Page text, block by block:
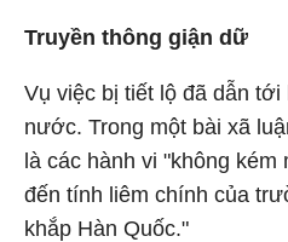
Truyền thông giận dữ
Vụ việc bị tiết lộ đã dẫn
nước. Trong một bài xã
là các hành vi "không
đến tính liêm chính của
khắp Hàn Quốc."